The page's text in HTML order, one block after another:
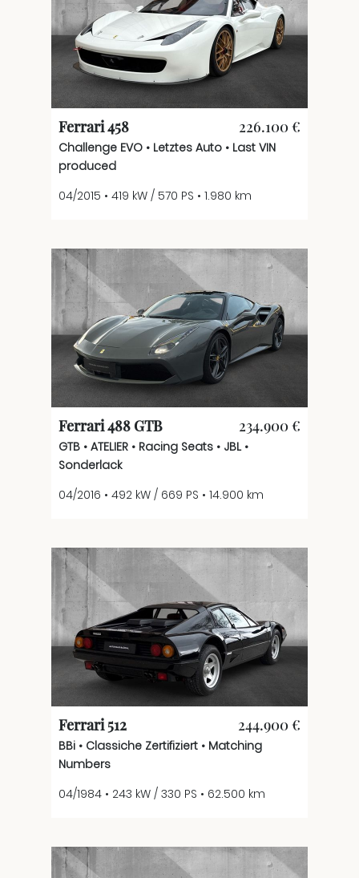
Ferrari 458 226.100 €
Challenge EVO • Letztes Auto • Last VIN
produced
04/2015 • 419 kW / 570 PS • 1.980 km
Ferrari 488 GTB 234.900 €
GTB • ATELIER • Racing Seats • JBL •
Sonderlack
04/2016 • 492 kW / 669 PS • 14.900 km
Ferrari 512 244.900 €
BBi • Classiche Zertifiziert • Matching
Numbers
04/1984 • 243 kW / 330 PS • 62.500 km